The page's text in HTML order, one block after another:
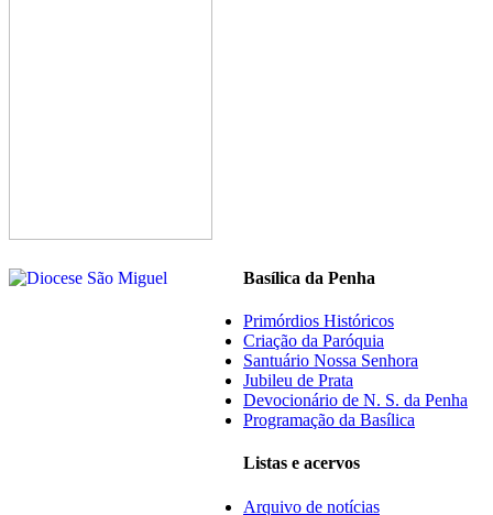
Basílica da Penha
Primórdios Históricos
Criação da Paróquia
Santuário Nossa Senhora
Jubileu de Prata
Devocionário de N. S. da Penha
Programação da Basílica
Listas e acervos
Arquivo de notícias